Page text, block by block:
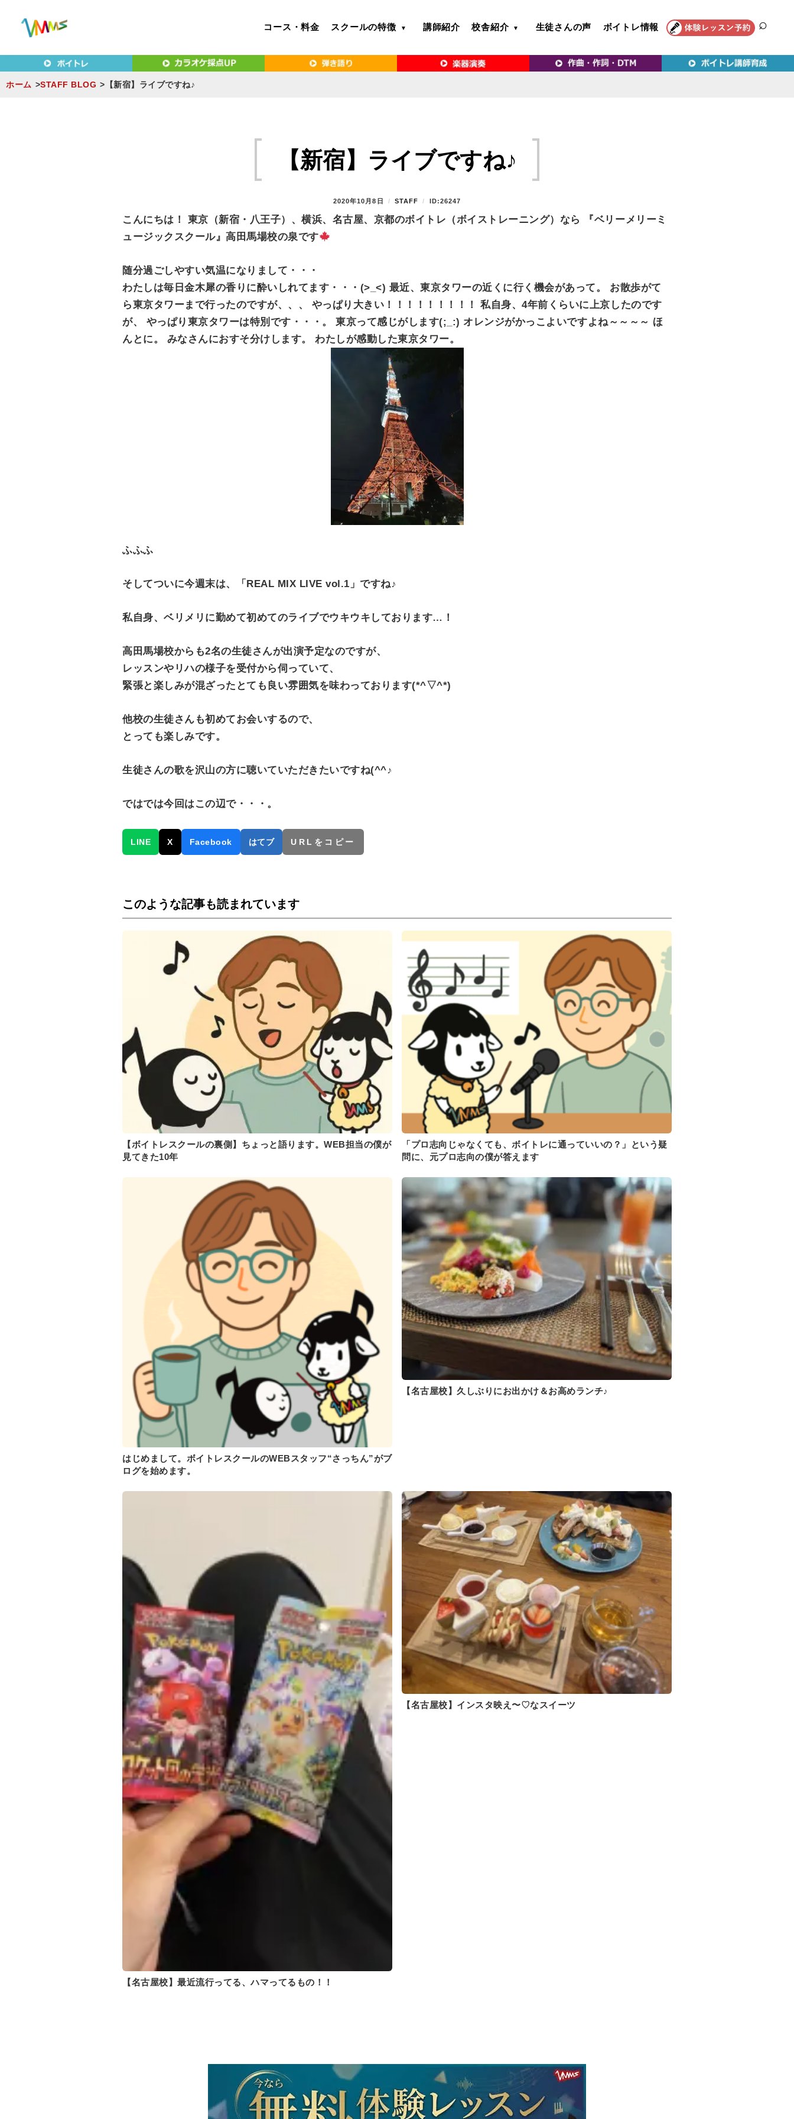
東京（新宿・八王子）・横浜・名古屋・京都で「本気」になれるボイトレ教室｜VERY MERRY
MUSIC SCHOOL（ベリーメリー）
東京（新宿・八王子）・横浜・名古屋・京都で「本気」になれるボイトレ教室｜VERY MERRY MUSIC SCHOOL（ベリーメリー）
コース・料金 スクールの特徴 講師紹介 校舎紹介 生徒さんの声 ボイトレ情報
ホーム STAFF BLOG 【新宿】ライブですね♪
【新宿】ライブですね♪
P
S
2020年10月8日
B
STAFF ID:26247
こんにちは！ 東京（新宿・八王子）、横浜、名古屋、京都のボイトレ（ボイストレーニング）なら 『ベリーメリーミ
ュージックスクール』高田馬場校の泉です
随分過ごしやすい気温になりまして・・・
わたしは毎日金木犀の香りに酔いしれてます・・・(>_<) 最近、東京タワーの近くに行く機会があって。 お散歩がて
ら東京タワーまで行ったのですが、、、 やっぱり大きい！！！！！！！！！ 私自身、4年前くらいに上京したのです
が、 やっぱり東京タワーは特別です・・・。 東京って感じがします(;_:) オレンジがかっこよいですよね～～～～ ほ
んとに。 みなさんにおすそ分けします。 わたしが感動した東京タワー。
ふふふ
そしてついに今週末は、「REAL MIX LIVE vol.1」ですね♪
私自身、ベリメリに勤めて初めてのライブでウキウキしております…！
高田馬場校からも2名の生徒さんが出演予定なのですが、
レッスンやリハの様子を受付から伺っていて、
緊張と楽しみが混ざったとても良い雰囲気を味わっております(*^▽^*)
他校の生徒さんも初めてお会いするので、
とっても楽しみです。
生徒さんの歌を沢山の方に聴いていただきたいですね(^^♪
ではでは今回はこの辺で・・・。
LINE X Facebook はてブ URLをコピー
このような記事も読まれています
【ボイトレスクールの裏側】ちょっと語ります。WEB担当の僕が
見てきた10年
「プロ志向じゃなくても、ボイトレに通っていいの？」という疑
問に、元プロ志向の僕が答えます
はじめまして。ボイトレスクールのWEBスタッフ“さっちん”がブ
ログを始めます。
【名古屋校】久しぶりにお出かけ＆お高めランチ♪
【名古屋校】最近流行ってる、ハマってるもの！！
【名古屋校】インスタ映え〜♡なスイーツ